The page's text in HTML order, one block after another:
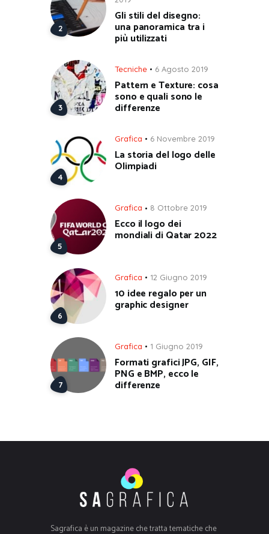
Gli stili del disegno:
una panoramica tra i
più utilizzati
Tecniche 6 Agosto 2019
Pattern e Texture: cosa
sono e quali sono le
differenze
Grafica 6 Novembre 2019
La storia del logo delle
Olimpiadi
Grafica 8 Ottobre 2019
Ecco il logo dei
mondiali di Qatar 2022
Grafica 12 Giugno 2019
10 idee regalo per un
graphic designer
Grafica 1 Giugno 2019
Formati grafici JPG, GIF,
PNG e BMP, ecco le
differenze
Sagrafica è un magazine che tratta tematiche che